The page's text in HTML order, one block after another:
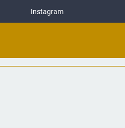
Instagram